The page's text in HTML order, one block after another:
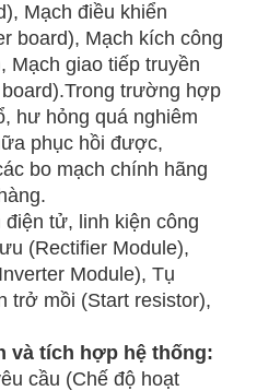
Mạch điều khiển
board), Mạch kích công
Mạch giao tiếp truyền
trường hợp
hư hỏng quá nghiêm
phục hồi được,
bo mạch chính hãng
tử, linh kiện công
(Rectifier Module),
Module), Tụ
trở mồi (Start resistor),
và tích hợp hệ thống:
cầu (Chế độ hoạt